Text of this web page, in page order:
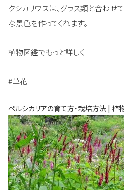
クシカリウスは、グラス類と合わせ
な景色を作ってくれます。
植物図鑑でもっと詳しく
#草花
ペルシカリアの育て方・栽培方法 | 植